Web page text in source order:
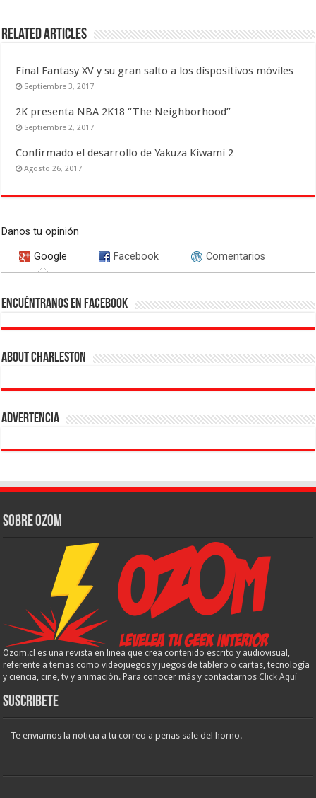
Related Articles
Final Fantasy XV y su gran salto a los dispositivos móviles
Septiembre 3, 2017
2K presenta NBA 2K18 “The Neighborhood”
Septiembre 2, 2017
Confirmado el desarrollo de Yakuza Kiwami 2
Agosto 26, 2017
Danos tu opinión
Google Facebook Comentarios
Encuéntranos en Facebook
About Charleston
Advertencia
Sobre Ozom
Ozom.cl es una revista en linea que crea contenido escrito y audiovisual,
referente a temas como videojuegos y juegos de tablero o cartas, tecnología
y ciencia, cine, tv y animación. Para conocer más y contactarnos Click Aquí
Suscribete
Te enviamos la noticia a tu correo a penas sale del horno.